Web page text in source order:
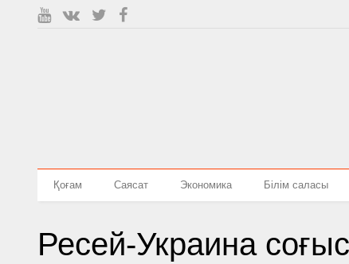
Қоғам Саясат Экономика Білім саласы
Ресей-Украина